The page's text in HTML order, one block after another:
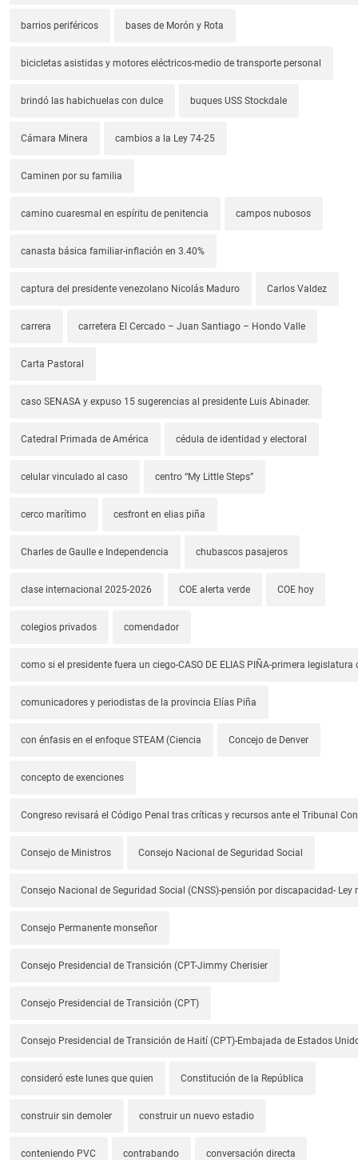
barrios periféricos bases de Morón y Rota
bicicletas asistidas y motores eléctricos-medio de transporte personal
brindó las habichuelas con dulce buques USS Stockdale
Cámara Minera cambios a la Ley 74-25
Caminen por su familia
camino cuaresmal en espíritu de penitencia campos nubosos
canasta básica familiar-inflación en 3.40%
captura del presidente venezolano Nicolás Maduro Carlos Valdez
carrera carretera El Cercado – Juan Santiago – Hondo Valle
Carta Pastoral
caso SENASA y expuso 15 sugerencias al presidente Luis Abinader.
Catedral Primada de América cédula de identidad y electoral
celular vinculado al caso centro “My Little Steps”
cerco marítimo cesfront en elias piña
Charles de Gaulle e Independencia chubascos pasajeros
clase internacional 2025-2026 COE alerta verde COE hoy
colegios privados comendador
como si el presidente fuera un ciego-CASO DE ELIAS PIÑA-primera legislatura
comunicadores y periodistas de la provincia Elías Piña
con énfasis en el enfoque STEAM (Ciencia Concejo de Denver
concepto de exenciones
Congreso revisará el Código Penal tras críticas y recursos ante el Tribunal
Consejo de Ministros Consejo Nacional de Seguridad Social
Consejo Nacional de Seguridad Social (CNSS)-pensión por discapacidad- Ley
Consejo Permanente monseñor
Consejo Presidencial de Transición (CPT-Jimmy Cherisier
Consejo Presidencial de Transición (CPT)
Consejo Presidencial de Transición de Haití (CPT)-Embajada de Estados
consideró este lunes que quien Constitución de la República
construir sin demoler construir un nuevo estadio
conteniendo PVC contrabando conversación directa